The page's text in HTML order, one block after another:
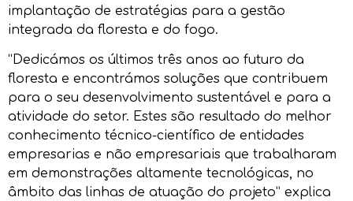
implantação de estratégias para a gestão
integrada da floresta e do fogo.
“Dedicámos os últimos três anos ao futuro da
floresta e encontrámos soluções que contribuem
para o seu desenvolvimento sustentável e para a
atividade do setor. Estes são resultado do melhor
conhecimento técnico-científico de entidades
empresarias e não empresariais que trabalharam
em demonstrações altamente tecnológicas, no
âmbito das linhas de atuação do projeto” explica